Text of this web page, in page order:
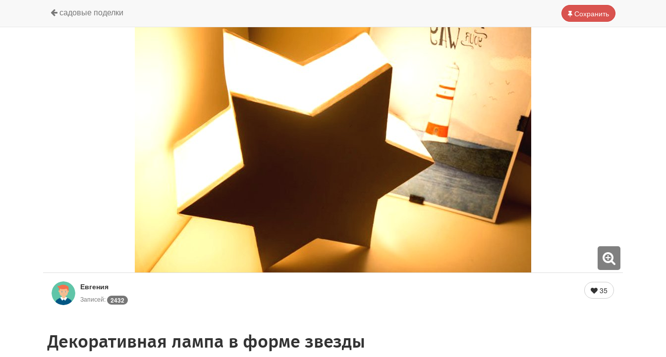
Сохранить
садовые поделки
Евгения
Записей: 2432
35
Декоративная лампа в форме звезды